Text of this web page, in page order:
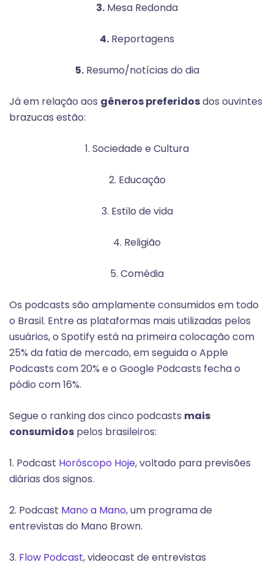
3. Mesa Redonda
4. Reportagens
5.Resumo/notícias do dia
Já em relação aos gêneros preferidosdos ouvintes
brazucas estão:
1. Sociedade e Cultura
2. Educação
3. Estilo de vida
4. Religião
5. Comédia
Os podcasts são amplamente consumidos em todo
o Brasil. Entre as plataformas mais utilizadas pelos
usuários, o Spotify está na primeira colocação com
25% da fatia de mercado, em seguida o Apple
Podcasts com 20% e o Google Podcasts fecha o
pódio com 16%.
Segue o ranking dos cinco podcasts mais
consumidos pelos brasileiros:
1. Podcast Horóscopo Hoje, voltado para previsões
diárias dos signos.
2. Podcast Mano a Mano, um programa de
entrevistas do Mano Brown.
3. Flow Podcast, videocast de entrevistas